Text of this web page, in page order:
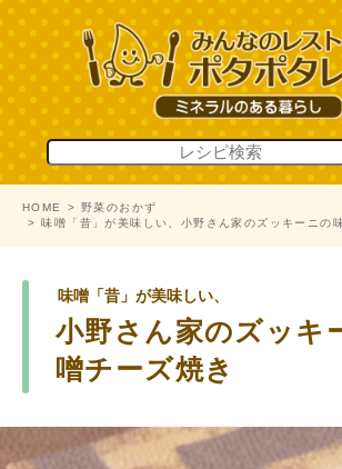
HOME
野菜のおかず
味噌「昔」が美味しい、小野さん家のズッキーニの
味噌「昔」が美味しい、
小野さん家のズッキ
噌チーズ焼き